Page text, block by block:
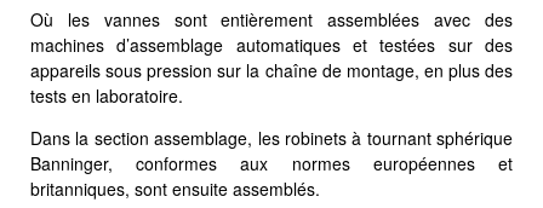
Où les vannes sont entièrement assemblées avec des
machines d’assemblage automatiques et testées sur des
appareils sous pression sur la chaîne de montage, en plus des
tests en laboratoire.
Dans la section assemblage, les robinets à tournant sphérique
Banninger, conformes aux normes européennes et
britanniques, sont ensuite assemblés.